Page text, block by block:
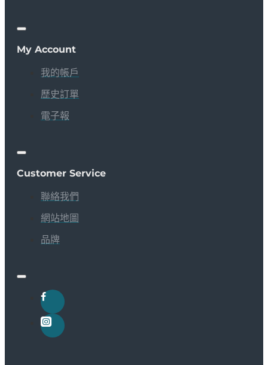
My Account
我的帳戶
歷史訂單
電子報
Customer Service
聯絡我們
網站地圖
品牌